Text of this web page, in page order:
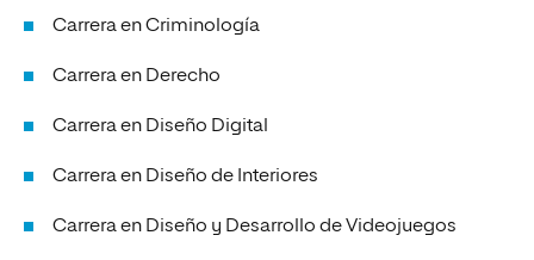
Carrera en Criminología
Carrera en Derecho
Carrera en Diseño Digital
Carrera en Diseño de Interiores
Carrera en Diseño y Desarrollo de Videojuegos